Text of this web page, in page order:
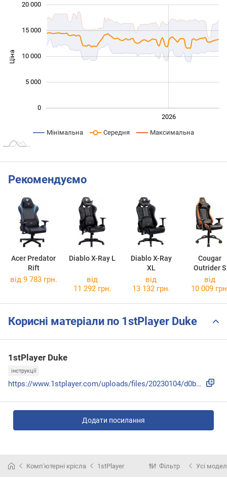
Ціна 10 000
0
5 000
10 000
15 000
20 000
2026
Мінімальна Середня Максимальна
Рекомендуємо
Acer Predator
Rift
Diablo X-Ray L
Diablo X-Ray
XL
Cougar
Outrider S
від 9 783 грн.
від
11 292 грн.
від
13 132 грн.
від
10 009
Корисні матеріали по 1stPlayer Duke
1stPlayer Duke
інструкції
https://www.1stplayer.com/uploads/files/20230104/d0b55e5010...
Додати посилання
Комп'ютерні крісла 1stPlayer Фільтр Усі